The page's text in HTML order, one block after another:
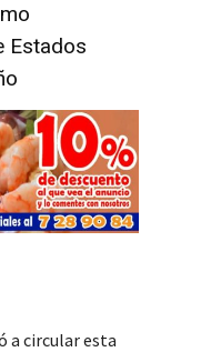
Estados
a circular esta